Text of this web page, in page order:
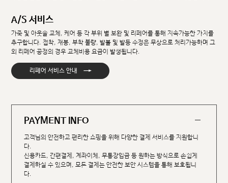
A/S 서비스
가죽 및 아웃솔 교체, 케어 등 각 부위 별 보완 및 리페어를 통해 지속가능한 가치를
추구합니다. 접착, 재봉, 부착 불량, 발볼 및 발등 수정은 무상으로 처리가능하며 그
외 리페어 공정의 경우 교체비용 요금이 발생됩니다.
리페어 서비스 안내 →
PAYMENT INFO
고객님의 안전하고 편리한 쇼핑을 위해 다양한 결제 서비스를 지원합니
다.
신용카드, 간편결제, 계좌이체, 무통장입금 등 원하는 방식으로 손쉽게
결제하실 수 있으며, 모든 결제는 안전한 보안 시스템을 통해 보호됩니
다.